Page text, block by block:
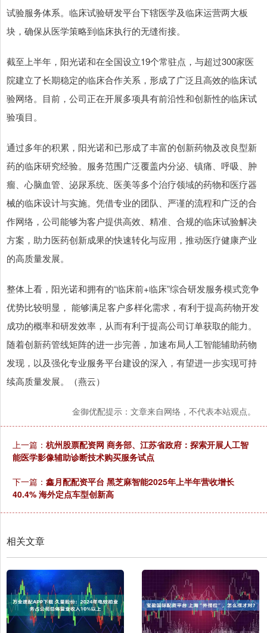
试验服务体系。临床试验研发平台下辖医学及临床运营两大板
块，确保从医学策略到临床执行的无缝衔接。
截至上半年，阳光诺和在全国设立19个常驻点，与超过300家医
院建立了长期稳定的临床合作关系，形成了广泛且高效的临床试
验网络。目前，公司正在开展多项具有前沿性和创新性的临床试
验项目。
通过多年的积累，阳光诺和已形成了丰富的创新药物及改良型新
药的临床研究经验。服务范围广泛覆盖内分泌、镇痛、呼吸、肿
瘤、心脑血管、泌尿系统、医美等多个治疗领域的药物和医疗器
械的临床设计与实施。凭借专业的团队、严谨的流程和广泛的合
作网络，公司能够为客户提供高效、精准、合规的临床试验解决
方案，助力医药创新成果的快速转化与应用，推动医疗健康产业
的高质量发展。
整体上看，阳光诺和拥有的“临床前+临床”综合研发服务模式竞争
优势比较明显， 能够满足客户多样化需求，有利于提高药物开发
成功的概率和研发效率，从而有利于提高公司订单获取的能力。
随着创新药管线矩阵的进一步完善，加速布局人工智能辅助药物
发现，以及强化专业服务平台建设的深入，有望进一步实现可持
续高质量发展。（燕云）
金御优配提示：文章来自网络，不代表本站观点。
上一篇： 杭州股票配资网 商务部、江苏省政府：探索开展人工智
能医学影像辅助诊断技术购买服务试点
下一篇： 鑫月配配资平台 黑芝麻智能2025年上半年营收增长
40.4% 海外定点车型创新高
相关文章